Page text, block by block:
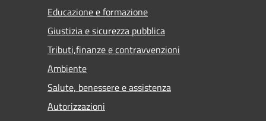
Educazione e formazione
Giustizia e sicurezza pubblica
Tributi,finanze e contravvenzioni
Ambiente
Salute, benessere e assistenza
Autorizzazioni